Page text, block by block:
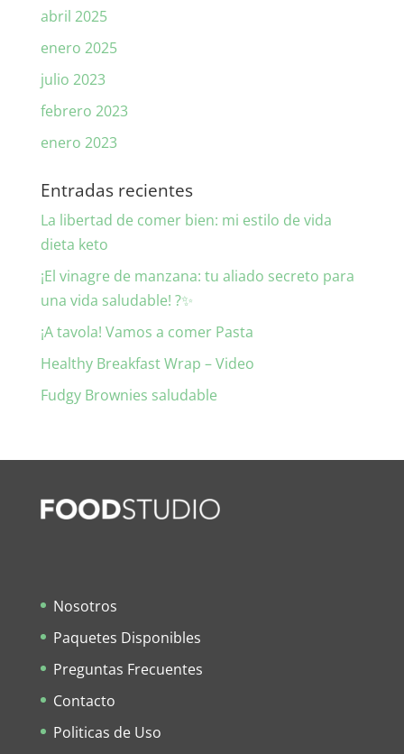
abril 2025
enero 2025
julio 2023
febrero 2023
enero 2023
Entradas recientes
La libertad de comer bien: mi estilo de vida
dieta keto
¡El vinagre de manzana: tu aliado secreto para
una vida saludable! ?✨
¡A tavola! Vamos a comer Pasta
Healthy Breakfast Wrap – Video
Fudgy Brownies saludable
Nosotros
Paquetes Disponibles
Preguntas Frecuentes
Contacto
Politicas de Uso